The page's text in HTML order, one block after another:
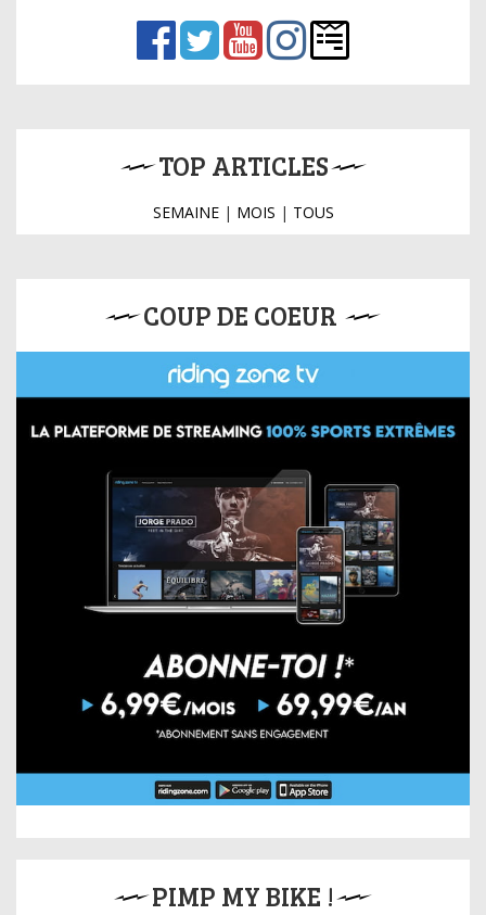
TOP ARTICLES
SEMAINE| MOIS | TOUS
COUP DE COEUR
PIMP MY BIKE !